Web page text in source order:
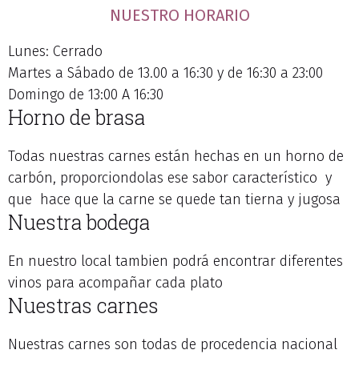
NUESTRO HORARIO
Lunes: Cerrado
Martes a Sábado de 13.00 a 16:30 y de 16:30 a 23:00
Domingo de 13:00 A 16:30
Horno de brasa
Todas nuestras carnes están hechas en un horno de
carbón, proporciondolas ese sabor característico y
que hace que la carne se quede tan tierna y jugosa
Nuestra bodega
En nuestro local tambien podrá encontrar diferentes
vinos para acompañar cada plato
Nuestras carnes
Nuestras carnes son todas de procedencia nacional